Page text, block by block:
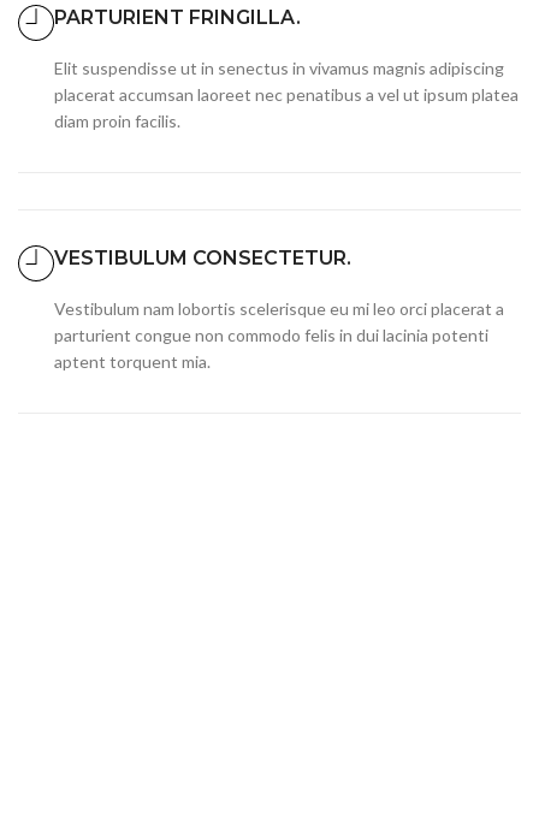
PARTURIENT FRINGILLA.
Elit suspendisse ut in senectus in vivamus magnis adipiscing
placerat accumsan laoreet nec penatibus a vel ut ipsum platea
diam proin facilis.
VESTIBULUM CONSECTETUR.
Vestibulum nam lobortis scelerisque eu mi leo orci placerat a
parturient congue non commodo felis in dui lacinia potenti
aptent torquent mia.